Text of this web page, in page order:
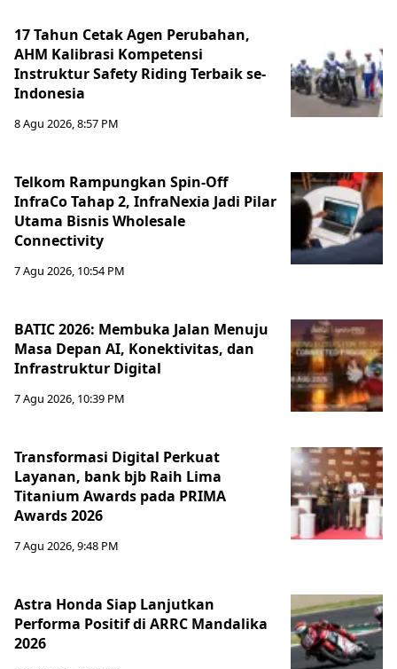
17 Tahun Cetak Agen Perubahan,
AHM Kalibrasi Kompetensi
Instruktur Safety Riding Terbaik se-
Indonesia
8 Agu 2026, 8:57 PM
Telkom Rampungkan Spin-Off
InfraCo Tahap 2, InfraNexia Jadi Pilar
Utama Bisnis Wholesale
Connectivity
7 Agu 2026, 10:54 PM
BATIC 2026: Membuka Jalan Menuju
Masa Depan AI, Konektivitas, dan
Infrastruktur Digital
7 Agu 2026, 10:39 PM
Transformasi Digital Perkuat
Layanan, bank bjb Raih Lima
Titanium Awards pada PRIMA
Awards 2026
7 Agu 2026, 9:48 PM
Astra Honda Siap Lanjutkan
Performa Positif di ARRC Mandalika
2026